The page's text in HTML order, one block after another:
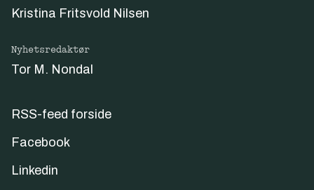
Kristina Fritsvold Nilsen
Nyhetsredaktør
Tor M. Nondal
RSS-feed forside
Facebook
Linkedin